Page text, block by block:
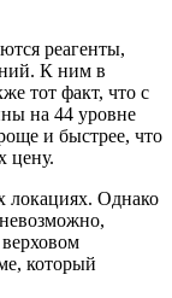
реагенты,
К ним в
тот факт, что с
на 44 уровне
и быстрее, что
цену.
локациях. Однако
который